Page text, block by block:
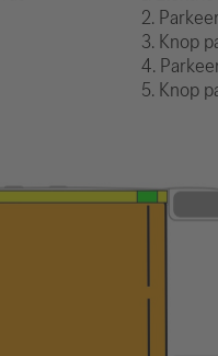
2.
3. Knop
4.
5. Knop